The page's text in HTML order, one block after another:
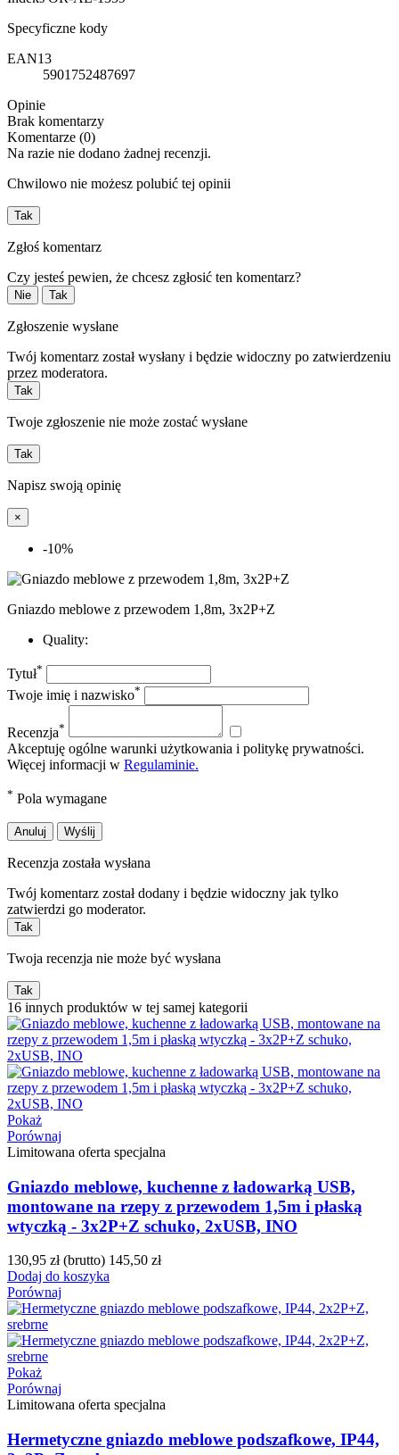
Specyficzne kody
EAN13
5901752487697
Opinie
Brak komentarzy
Komentarze (0)
Na razie nie dodano żadnej recenzji.
Chwilowo nie możesz polubić tej opinii
Tak
Zgłoś komentarz
Czy jesteś pewien, że chcesz zgłosić ten komentarz?
Nie Tak
Zgłoszenie wysłane
Twój komentarz został wysłany i będzie widoczny po zatwierdzeniu
przez moderatora.
Tak
Twoje zgłoszenie nie może zostać wysłane
Tak
Napisz swoją opinię
×
-10%
Gniazdo meblowe z przewodem 1,8m, 3x2P+Z
Quality:
Tytuł*
Twoje imię i nazwisko*
Recenzja*
Akceptuję ogólne warunki użytkowania i politykę prywatności.
Więcej informacji w Regulaminie.
* Pola wymagane
Anuluj Wyślij
Recenzja została wysłana
Twój komentarz został dodany i będzie widoczny jak tylko
zatwierdzi go moderator.
Tak
Twoja recenzja nie może być wysłana
Tak
16 innych produktów w tej samej kategorii
Pokaż
Porównaj
Limitowana oferta specjalna
Gniazdo meblowe, kuchenne z ładowarką USB,
montowane na rzepy z przewodem 1,5m i płaską
wtyczką - 3x2P+Z schuko, 2xUSB, INO
130,95 zł (brutto) 145,50 zł
Dodaj do koszyka
Porównaj
Pokaż
Porównaj
Limitowana oferta specjalna
Hermetyczne gniazdo meblowe podszafkowe, IP44,